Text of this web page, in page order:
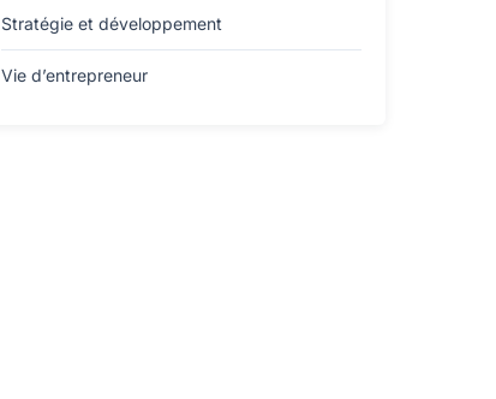
Stratégie et développement
Vie d’entrepreneur